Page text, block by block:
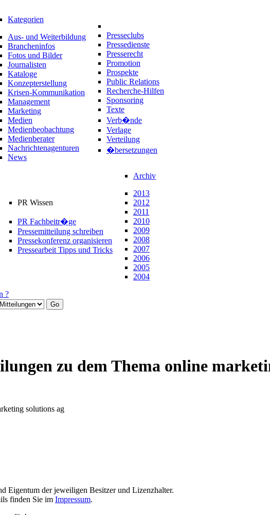
Kategorien
Aus- und Weiterbildung
Brancheninfos
Fotos und Bilder
Journalisten
Kataloge
Konzepterstellung
Krisen-Kommunikation
Management
Marketing
Medien
Medienbeobachtung
Medienberater
Nachrichtenagenturen
News
Presseclubs
Pressedienste
Presserecht
Promotion
Prospekte
Public Relations
Recherche-Hilfen
Sponsoring
Texte
Verb�nde
Verlage
Verteilung
�bersetzungen
PR Wissen
PR Fachbeitr�ge
Pressemitteilung schreiben
Pressekonferenz organisieren
Pressearbeit Tipps und Tricks
Archiv
2013
2012
2011
2010
2009
2008
2007
2006
2005
2004
?
zu dem Thema online
solutions ag
Eigentum der jeweiligen Besitzer und Lizenzhalter.
finden Sie im Impressum.